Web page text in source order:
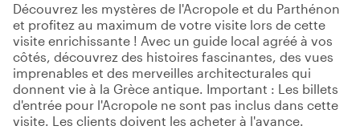
Découvrez les mystères de l'Acropole et du Parthénon
et profitez au maximum de votre visite lors de cette
visite enrichissante ! Avec un guide local agréé à vos
côtés, découvrez des histoires fascinantes, des vues
imprenables et des merveilles architecturales qui
donnent vie à la Grèce antique. Important : Les billets
d'entrée pour l'Acropole ne sont pas inclus dans cette
visite. Les clients doivent les acheter à l'avance.